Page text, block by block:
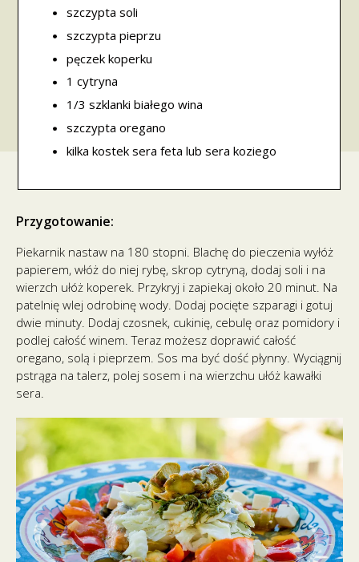
szczypta soli
szczypta pieprzu
pęczek koperku
1 cytryna
1/3 szklanki białego wina
szczypta oregano
kilka kostek sera feta lub sera koziego
Przygotowanie:
Piekarnik nastaw na 180 stopni. Blachę do pieczenia wyłóż
papierem, włóż do niej rybę, skrop cytryną, dodaj soli i na
wierzch ułóż koperek. Przykryj i zapiekaj około 20 minut. Na
patelnię wlej odrobinę wody. Dodaj pocięte szparagi i gotuj
dwie minuty. Dodaj czosnek, cukinię, cebulę oraz pomidory i
podlej całość winem. Teraz możesz doprawić całość
oregano, solą i pieprzem. Sos ma być dość płynny. Wyciągnij
pstrąga na talerz, polej sosem i na wierzchu ułóż kawałki
sera.